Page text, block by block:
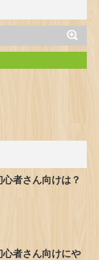
者さん向けは？
者さん向けにや